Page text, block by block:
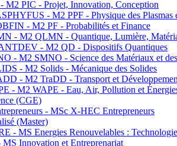
M2 PIC - Projet, Innovation, Conception
- M2 PPF - Physique des Plasmas
- M2 PF - Probabilités et Finance
- M2 QLMN - Quantique, Lumière,
- M2 QD - Dispositifs Quantiques
- M2 SMNO - Science des Matériaux et
- M2 Solids - Mécanique des Solides
- M2 TraDD - Transport et
- M2 WAPE - Eau, Air, Pollution et
(CGE)
- MSc X-HEC Entrepreneurs
(Master)
- MS Energies Renouvelables :
Innovation et Entreprenariat